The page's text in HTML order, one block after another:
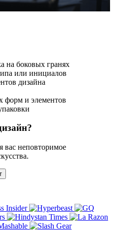
на боковых гранях
или инициалов
дизайна
форм и элементов
вас неповторимое